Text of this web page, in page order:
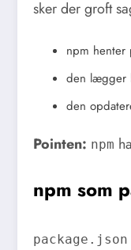
sker der groft
npm henter
den lægger
den
Pointen: npm
npm som
package.json